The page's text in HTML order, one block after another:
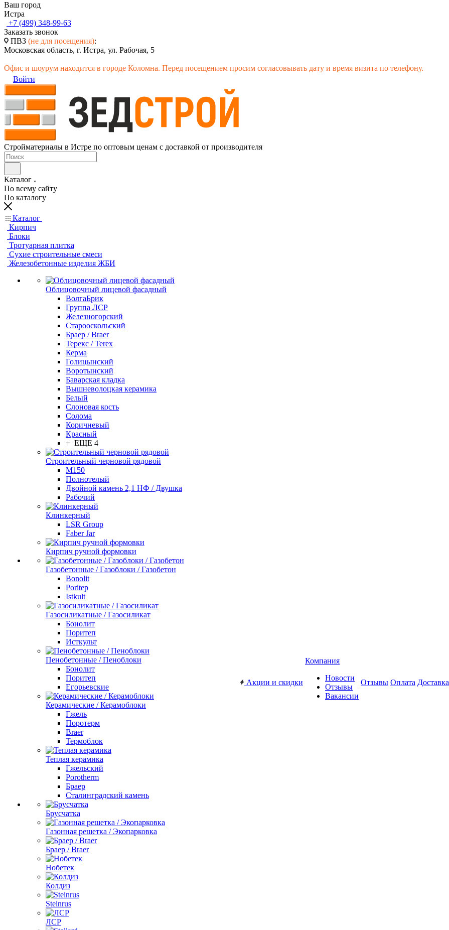
Ваш город
Истра
+7 (499) 348-99-63
Заказать звонок
ПВЗ (не для посещения):
Московская область, г. Истра, ул. Рабочая, 5
Офис и шоурум находится в городе Коломна. Перед посещением просим согласовывать дату и время визита по телефону.
Войти
Стройматериалы в Истре по оптовым ценам с доставкой от производителя
Каталог
По всему сайту
По каталогу
Каталог
Кирпич
Блоки
Тротуарная плитка
Сухие строительные смеси
Железобетонные изделия ЖБИ
Облицовочный лицевой фасадный
ВолгаБрик
Группа ЛСР
Железногорский
Старооскольский
Браер / Braer
Терекс / Terex
Керма
Голицынский
Воротынский
Баварская кладка
Вышневолоцкая керамика
Белый
Слоновая кость
Солома
Коричневый
Красный
+ ЕЩЕ 4
Строительный черновой рядовой
М150
Полнотелый
Двойной камень 2,1 НФ / Двушка
Рабочий
Клинкерный
LSR Group
Faber Jar
Кирпич ручной формовки
Газобетонные / Газоблоки / Газобетон
Bonolit
Poritep
Istkult
Газосиликатные / Газосиликат
Бонолит
Поритеп
Исткульт
Пенобетонные / Пеноблоки
Бонолит
Поритеп
Егорьевские
Керамические / Керамоблоки
Гжель
Поротерм
Braer
Термоблок
Теплая керамика
Гжельский
Porotherm
Браер
Сталинградский камень
Брусчатка
Газонная решетка / Экопарковка
Браер / Braer
Нобетек
Колдиз
Steinrus
ЛСР
Акции и скидки
Компания
Новости
Отзывы
Вакансии
Отзывы Оплата Доставка